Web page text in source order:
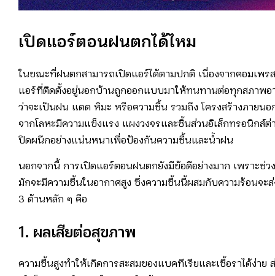
เปิดแอร์ตอนฝนตกได้ไหม
ในขณะที่ฝนตกสามารถเปิดแอร์ได้ตามปกติ เนื่องจากคอมเพร
แอร์ที่ติดตั้งอยู่นอกบ้านถูกออกแบบมาให้ทนทานต่อทุกสภาพอ
ว่าจะเป็นฝน แดด หิมะ หรือความชื้น รวมถึง โครงสร้างภายนอ
จากโลหะมีความแข็งแรง แผงวงจรและชิ้นส่วนอิเล็กทรอนิกส์ต่
ปิดผนึกอย่างแน่นหนาเพื่อป้องกันความชื้นและน้ำฝน
นอกจากนี้ การเปิดแอร์ตอนฝนตกยังมีข้อดีอย่างมาก เพราะช่ว
มักจะมีความชื้นในอากาศสูง ซึ่งความชื้นนี้ผสมกับความร้อนจะส่
3 ด้านหลัก ๆ คือ
1. ผลเสียต่อสุขภาพ
ความชื้นสูงทำให้เกิดการสะสมของแบคทีเรียและเชื้อราได้ง่าย